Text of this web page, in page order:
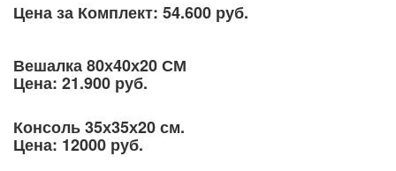
Цена за Комплект: 54.600 руб.
Вешалка 80х40х20 СМ
Цена: 21.900 руб.
Консоль 35х35х20 см.
Цена: 12000 руб.